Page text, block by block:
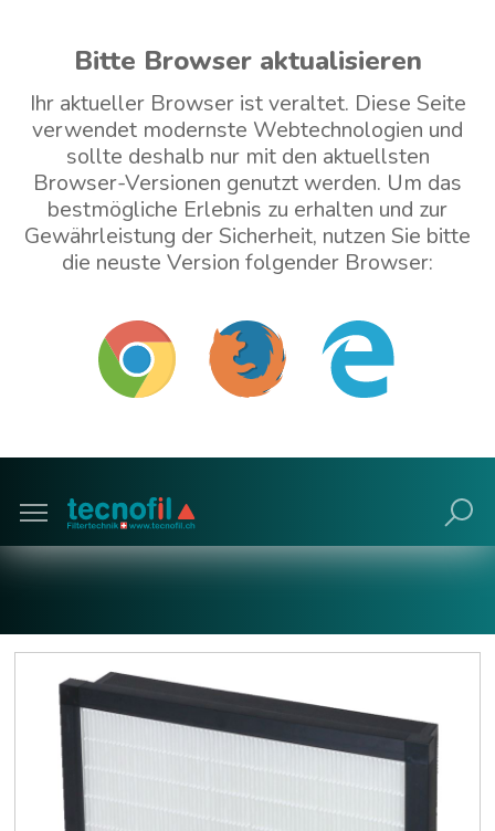
Bitte Browser aktualisieren
Ihr aktueller Browser ist veraltet. Diese Seite
verwendet modernste Webtechnologien und
sollte deshalb nur mit den aktuellsten
Browser-Versionen genutzt werden. Um das
bestmögliche Erlebnis zu erhalten und zur
Gewährleistung der Sicherheit, nutzen Sie bitte
die neuste Version folgender Browser:
Mit veraltetem Browser weitermachen (nicht